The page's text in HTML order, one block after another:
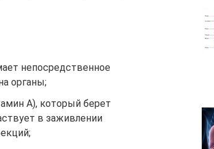
непосредственное
органы;
А), который берет
в заживлении